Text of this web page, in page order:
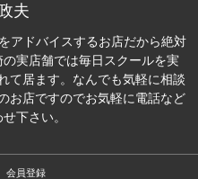
夫
アドバイスするお店だから絶対
実店舗では毎日スクールを実
て居ます。なんでも気軽に相談
お店ですのでお気軽に電話など
下さい。
会員登録